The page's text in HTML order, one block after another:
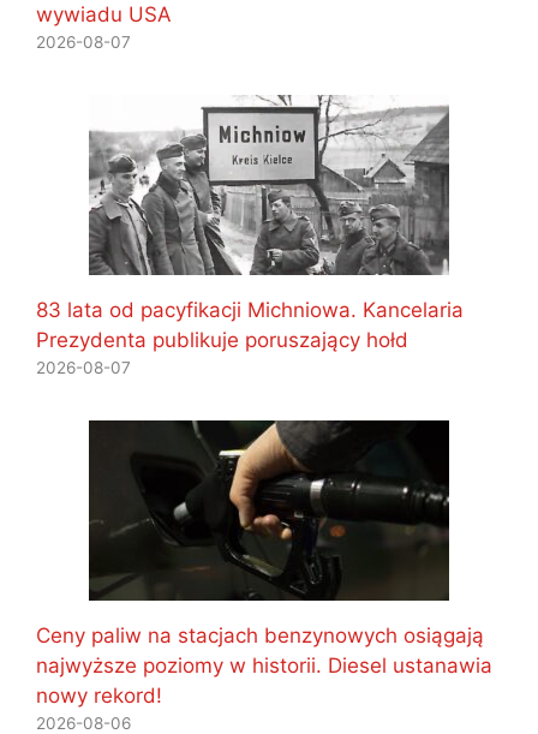
wywiadu USA
2026-08-07
83 lata od pacyfikacji Michniowa. Kancelaria
Prezydenta publikuje poruszający hołd
2026-08-07
Ceny paliw na stacjach benzynowych osiągają
najwyższe poziomy w historii. Diesel ustanawia
nowy rekord!
2026-08-06